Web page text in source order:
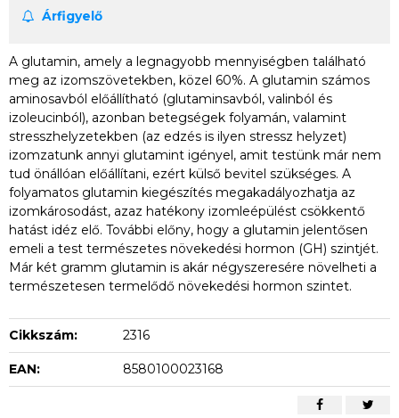
Árfigyelő
A glutamin, amely a legnagyobb mennyiségben található
meg az izomszövetekben, közel 60%. A glutamin számos
aminosavból előállítható (glutaminsavból, valinból és
izoleucinból), azonban betegségek folyamán, valamint
stresszhelyzetekben (az edzés is ilyen stressz helyzet)
izomzatunk annyi glutamint igényel, amit testünk már nem
tud önállóan előállítani, ezért külső bevitel szükséges. A
folyamatos glutamin kiegészítés megakadályozhatja az
izomkárosodást, azaz hatékony izomleépülést csökkentő
hatást idéz elő. További előny, hogy a glutamin jelentősen
emeli a test természetes növekedési hormon (GH) szintjét.
Már két gramm glutamin is akár négyszeresére növelheti a
természetesen termelődő növekedési hormon szintet.
Cikkszám: 2316
EAN: 8580100023168